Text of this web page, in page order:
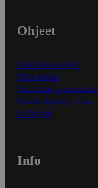
Ohjeet
Ensitilaajan ohjeet
Näin maksat
Näin tilaat ja muokkaat
Kaikki ohjeet ja vinkit
In English
Info